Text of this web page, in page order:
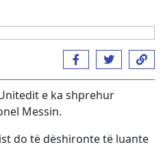
e ka shprehur
Messin.
do të dëshironte të luante